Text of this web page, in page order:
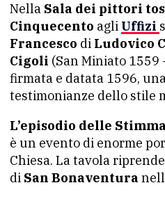
Nella Sala dei pittori
Cinquecento agli Uffizi
Francesco di Ludovico
Cigoli (San Miniato 1559
firmata e datata 1596,
testimonianze dello stile
L’episodio delle
è un evento di enorme
Chiesa. La tavola
di San Bonaventura